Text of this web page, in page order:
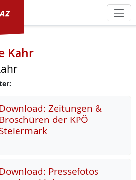
Kahr
Download: Zeitungen &
Broschüren der KPÖ
Steiermark
Download: Pressefotos